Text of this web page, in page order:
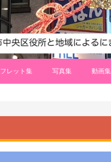
レット集 写真集 動画集